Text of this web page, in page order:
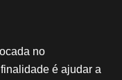
no
é ajudar a